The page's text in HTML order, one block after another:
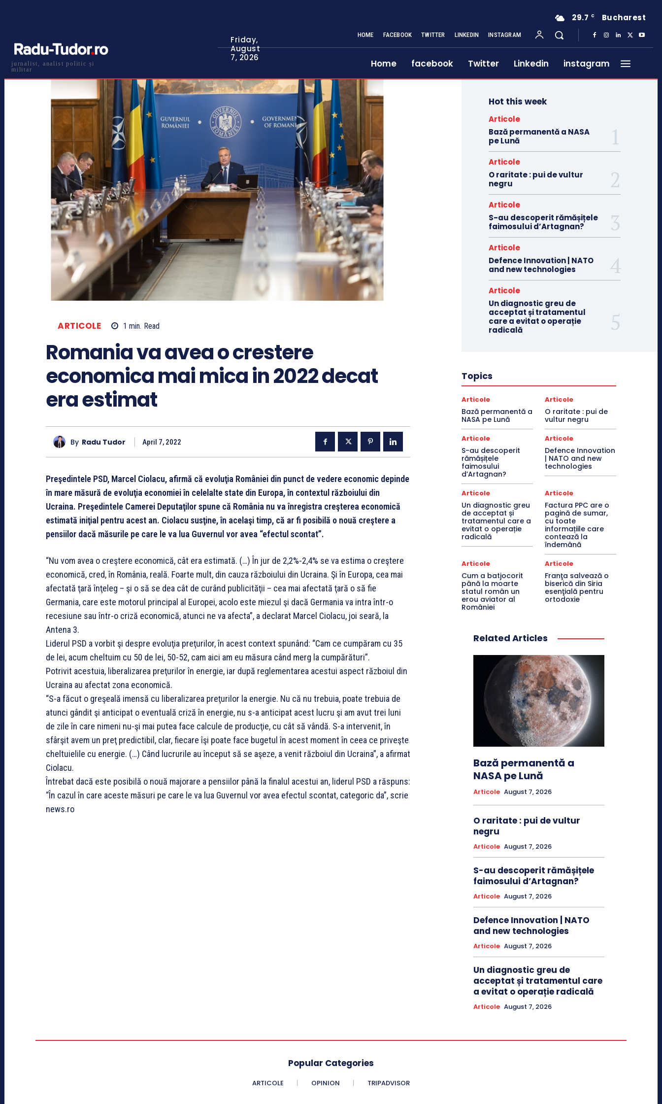
jurnalist, analist politic și
militar
Friday,
August
7, 2026
29.7 C Bucharest
HOME FACEBOOK TWITTER LINKEDIN INSTAGRAM
Home facebook Twitter Linkedin instagram
ARTICOLE 1 min. Read
Romania va avea o crestere
economica mai mica in 2022 decat
era estimat
By Radu Tudor April 7, 2022
Preşedintele PSD, Marcel Ciolacu, afirmă că evoluţia României din punct de vedere economic depinde
în mare măsură de evoluţia economiei în celelalte state din Europa, în contextul războiului din
Ucraina. Preşedintele Camerei Deputaţilor spune că România nu va înregistra creşterea economică
estimată iniţial pentru acest an. Ciolacu susţine, în acelaşi timp, că ar fi posibilă o nouă creştere a
pensiilor dacă măsurile pe care le va lua Guvernul vor avea “efectul scontat”.
“Nu vom avea o creştere economică, cât era estimată. (…) În jur de 2,2%-2,4% se va estima o creştere
economică, cred, în România, reală. Foarte mult, din cauza războiului din Ucraina. Şi în Europa, cea mai
afectată ţară înţeleg – şi o să se dea cât de curând publicităţii – cea mai afectată ţară o să fie
Germania, care este motorul principal al Europei, acolo este miezul şi dacă Germania va intra într-o
recesiune sau într-o criză economică, atunci ne va afecta”, a declarat Marcel Ciolacu, joi seară, la
Antena 3.
Liderul PSD a vorbit şi despre evoluţia preţurilor, în acest context spunând: “Cam ce cumpăram cu 35
de lei, acum cheltuim cu 50 de lei, 50-52, cam aici am eu măsura când merg la cumpărături”.
Potrivit acestuia, liberalizarea preţurilor în energie, iar după reglementarea acestui aspect războiul din
Ucraina au afectat zona economică.
“S-a făcut o greşeală imensă cu liberalizarea preţurilor la energie. Nu că nu trebuia, poate trebuia de
atunci gândit şi anticipat o eventuală criză în energie, nu s-a anticipat acest lucru şi am avut trei luni
de zile în care nimeni nu-şi mai putea face calcule de producţie, cu cât să vândă. S-a intervenit, în
sfârşit avem un preţ predictibil, clar, fiecare îşi poate face bugetul în acest moment în ceea ce priveşte
cheltuielile cu energie. (…) Când lucrurile au început să se aşeze, a venit războiul din Ucraina”, a afirmat
Ciolacu.
Întrebat dacă este posibilă o nouă majorare a pensiilor până la finalul acestui an, liderul PSD a răspuns:
“În cazul în care aceste măsuri pe care le va lua Guvernul vor avea efectul scontat, categoric da”, scrie
news.ro
Hot this week
Articole
Bază permanentă a NASA
pe Lună
Articole
O raritate : pui de vultur
negru
Articole
S-au descoperit rămășițele
faimosului d’Artagnan?
Articole
Defence Innovation | NATO
and new technologies
Articole
Un diagnostic greu de
acceptat și tratamentul
care a evitat o operație
radicală
Topics
Articole
Bază permanentă a
NASA pe Lună
Articole
O raritate : pui de
vultur negru
Articole
S-au descoperit
rămășițele
faimosului
d’Artagnan?
Articole
Defence Innovation
| NATO and new
technologies
Articole
Un diagnostic greu
de acceptat și
tratamentul care a
evitat o operație
radicală
Articole
Factura PPC are o
pagină de sumar,
cu toate
informațiile care
contează la
îndemână
Articole
Cum a batjocorit
până la moarte
statul român un
erou aviator al
României
Articole
Franţa salvează o
biserică din Siria
esenţială pentru
ortodoxie
Related Articles
Bază permanentă a
NASA pe Lună
Articole August 7, 2026
O raritate : pui de vultur
negru
Articole August 7, 2026
S-au descoperit rămășițele
faimosului d’Artagnan?
Articole August 7, 2026
Defence Innovation | NATO
and new technologies
Articole August 7, 2026
Un diagnostic greu de
acceptat și tratamentul care
a evitat o operație radicală
Articole August 7, 2026
Popular Categories
ARTICOLE OPINION TRIPADVISOR